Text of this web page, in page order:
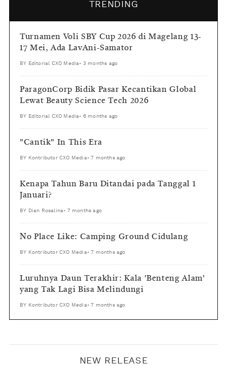
TRENDING
Turnamen Voli SBY Cup 2026 di Magelang 13-
17 Mei, Ada LavAni-Samator
BY Editorial CXO Media • 3 months ago
ParagonCorp Bidik Pasar Kecantikan Global
Lewat Beauty Science Tech 2026
BY Editorial CXO Media • 6 months ago
"Cantik" In This Era
BY Kontributor CXO Media •7 months ago
Kenapa Tahun Baru Ditandai pada Tanggal 1
Januari?
BY Dian Rosalina • 7 months ago
No Place Like: Camping Ground Cidulang
BY Kontributor CXO Media •7 months ago
Luruhnya Daun Terakhir: Kala 'Benteng Alam'
yang Tak Lagi Bisa Melindungi
BY Kontributor CXO Media •7 months ago
NEW RELEASE